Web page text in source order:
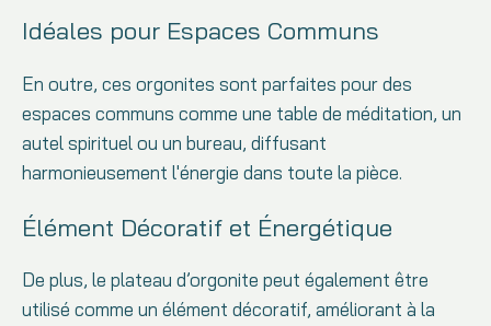
Idéales pour Espaces Communs
En outre, ces orgonites sont parfaites pour des
espaces communs comme une table de méditation, un
autel spirituel ou un bureau, diffusant
harmonieusement l'énergie dans toute la pièce.
Élément Décoratif et Énergétique
De plus, le plateau d’orgonite peut également être
utilisé comme un élément décoratif, améliorant à la